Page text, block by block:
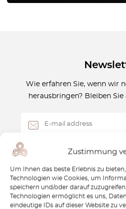
Zustimmung
Um Ihnen das beste Erlebnis zu
Technologien wie Cookies, um
speichern und/oder darauf
Technologien ermöglicht es uns,
eindeutige IDs auf dieser Website zu
Wie erfahren Sie, wenn wir
herausbringen? Bleiben
Durch Klicken auf "Abonnieren"
personalisierte Werbeinformationen